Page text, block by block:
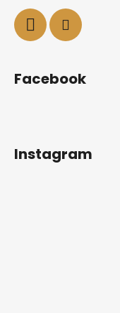
Facebook
Instagram